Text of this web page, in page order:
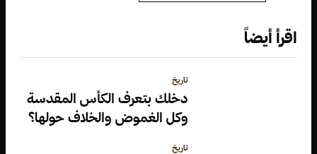
اقرأ أيضاً
تاريخ
دخلك بتعرف الكأس المقدسة
وكل الغموض والخلاف حولها؟
تاريخ